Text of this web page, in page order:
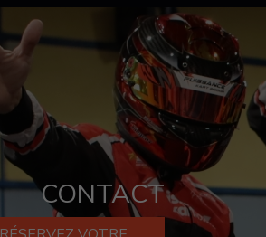
CONTACT